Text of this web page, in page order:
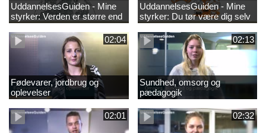
UddannelsesGuiden - Mine
styrker: Verden er større end
dig og du bidrager til den
UddannelsesGuiden - Mine
styrker: Du tør være dig selv
02:04
Fødevarer, jordbrug og
oplevelser
02:13
Sundhed, omsorg og
pædagogik
02:01 02:32